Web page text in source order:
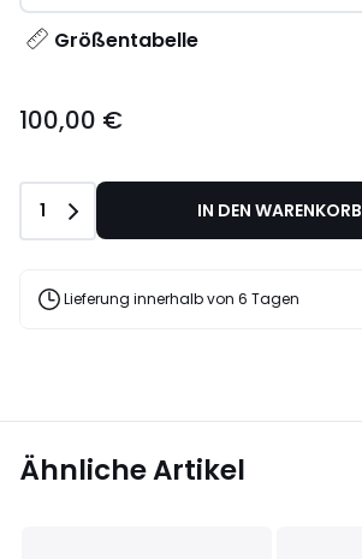
Größentabelle
€.
100,00 €
Anzahl
1 IN DEN WARENKORB
Lieferung innerhalb von 6 Tagen
Ähnliche Artikel